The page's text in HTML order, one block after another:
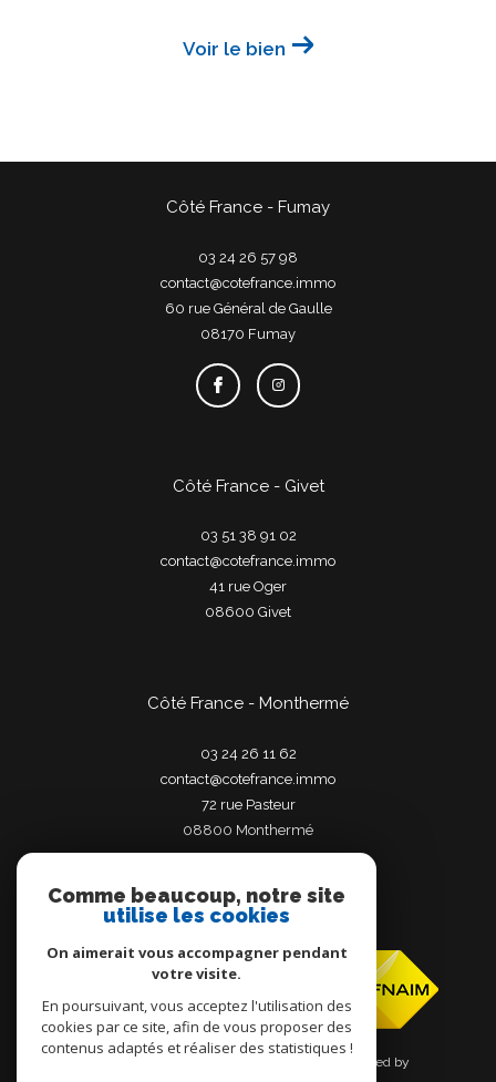
Voir le bien
Côté France - Fumay
03 24 26 57 98
contact@cotefrance.immo
60 rue Général de Gaulle
08170
fumay
Côté France - Givet
03 51 38 91 02
contact@cotefrance.immo
41 rue Oger
08600
givet
Côté France - Monthermé
03 24 26 11 62
contact@cotefrance.immo
72 rue Pasteur
08800
monthermé
Adhérents
© 2026 | Tous droits réservés | Traduction powered by
Comme beaucoup, notre site
utilise les cookies
On aimerait vous accompagner pendant
votre visite.
En poursuivant, vous acceptez l'utilisation des
cookies par ce site, afin de vous proposer des
contenus adaptés et réaliser des statistiques !